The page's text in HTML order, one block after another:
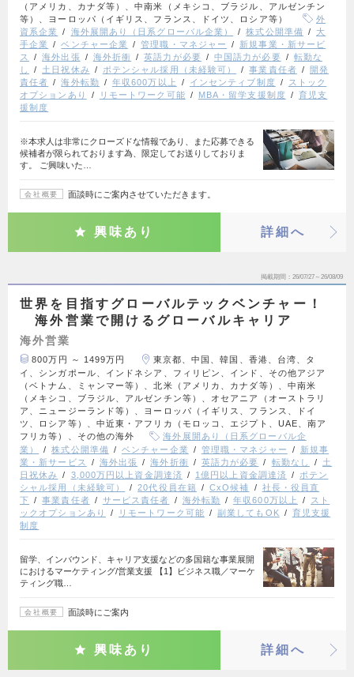
（アメリカ、カナダ等）、中南米（メキシコ、ブラジル、アルゼンチン
等）、ヨーロッパ（イギリス、フランス、ドイツ、ロシア等）
外
資系企業
海外展開あり（日系グローバル企業） 株式公開準備
大
手企業
ベンチャー企業 管理職・マネジャー
新規事業・新サービ
ス
海外出張 海外折衝 英語力が必要 中国語力が必要
転勤な
し
土日祝休み ポテンシャル採用（未経験可） 事業責任者
開発
責任者
海外転勤 年収600万以上 インセンティブ制度
ストック
オプションあり
リモートワーク可能 MBA・留学支援制度
育児支
援制度
※本求人は非常にクローズドな情報であり、また応募できる
候補者が限られております為、限定してお送りしておりま
す。 ご興味いた…
会社概要 面談時にご案内させていただきます。
興味あり 詳細へ
掲載期間 26/07/27～26/08/09
世界を目指すグローバルテックベンチャー！
海外営業で開けるグローバルキャリア
海外営業
800万円 ～ 1499万円
東京都、中国、韓国、香港、台湾、タ
イ、シンガポール、インドネシア、フィリピン、インド、その他アジア
（ベトナム、ミャンマー等）、北米（アメリカ、カナダ等）、中南米
（メキシコ、ブラジル、アルゼンチン等）、オセアニア（オーストラリ
ア、ニュージーランド等）、ヨーロッパ（イギリス、フランス、ドイ
ツ、ロシア等）、中近東・アフリカ（モロッコ、エジプト、UAE、南ア
フリカ等）、その他の海外
海外展開あり（日系グローバル企
業）
株式公開準備 ベンチャー企業 管理職・マネジャー
新規事
業・新サービス
海外出張 海外折衝 英語力が必要 転勤なし
土
日祝休み
3,000万円以上資金調達済 1億円以上資金調達済
ポテン
シャル採用（未経験可）
20代役員在籍 CxO候補
社長・役員直
下
事業責任者 サービス責任者 海外転勤 年収600万以上
スト
ックオプションあり
リモートワーク可能 副業してもOK
育児支援
制度
留学、インバウンド、キャリア支援などの多国籍な事業展開
におけるマーケティング/営業支援 【1】ビジネス職／マーケ
ティング職…
会社概要 面談時にご案内
興味あり 詳細へ